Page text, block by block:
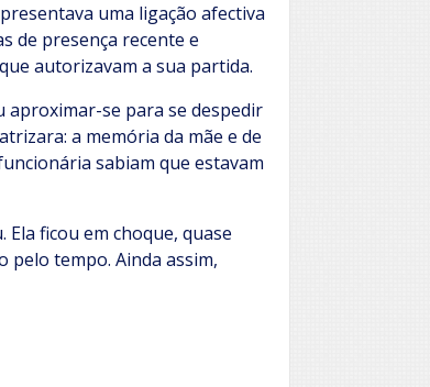
uma ligação afectiva
de presença recente e
autorizavam a sua partida.
aproximar-se para se despedir
a memória da mãe e de
sabiam que estavam
ficou em choque, quase
tempo. Ainda assim,